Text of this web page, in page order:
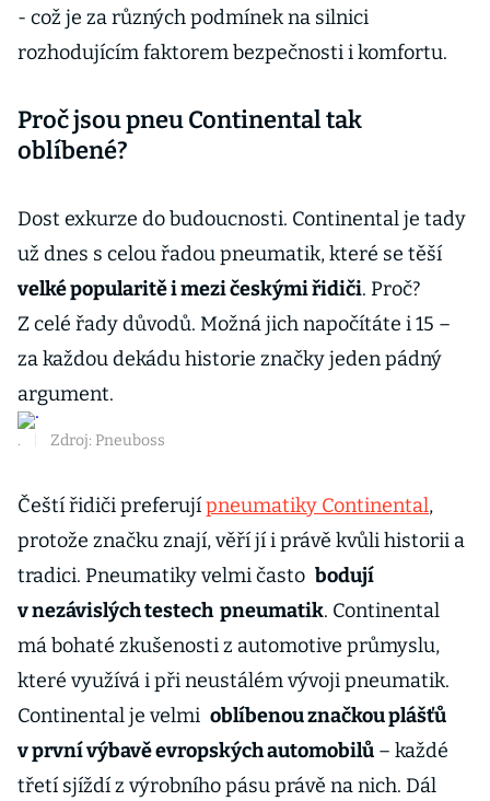
- což je za různých podmínek na silnici
rozhodujícím faktorem bezpečnosti i komfortu.
Proč jsou pneu Continental tak
oblíbené?
Dost exkurze do budoucnosti. Continental je tady
už dnes s celou řadou pneumatik, které se těší
velké popularitě i mezi českými řidiči. Proč?
Z celé řady důvodů. Možná jich napočítáte i 15 –
za každou dekádu historie značky jeden pádný
argument.
. Zdroj: Pneuboss
Čeští řidiči preferujípneumatiky Continental,
protože značku znají, věří jí i právě kvůli historii a
tradici. Pneumatiky velmi často bodují
v nezávislých testech pneumatik. Continental
má bohaté zkušenosti z automotive průmyslu,
které využívá i při neustálém vývoji pneumatik.
Continental je velmi oblíbenou značkou plášťů
v první výbavě evropských automobilů – každé
třetí sjíždí z výrobního pásu právě na nich. Dál